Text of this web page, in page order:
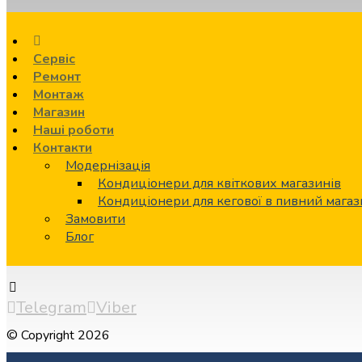
Сервіс
Ремонт
Монтаж
Магазин
Наші роботи
Контакти
Модернізація
Кондиціонери для квіткових магазинів
Кондиціонери для кегової в пивний
Замовити
Блог
Telegram Viber
© Copyright 2026